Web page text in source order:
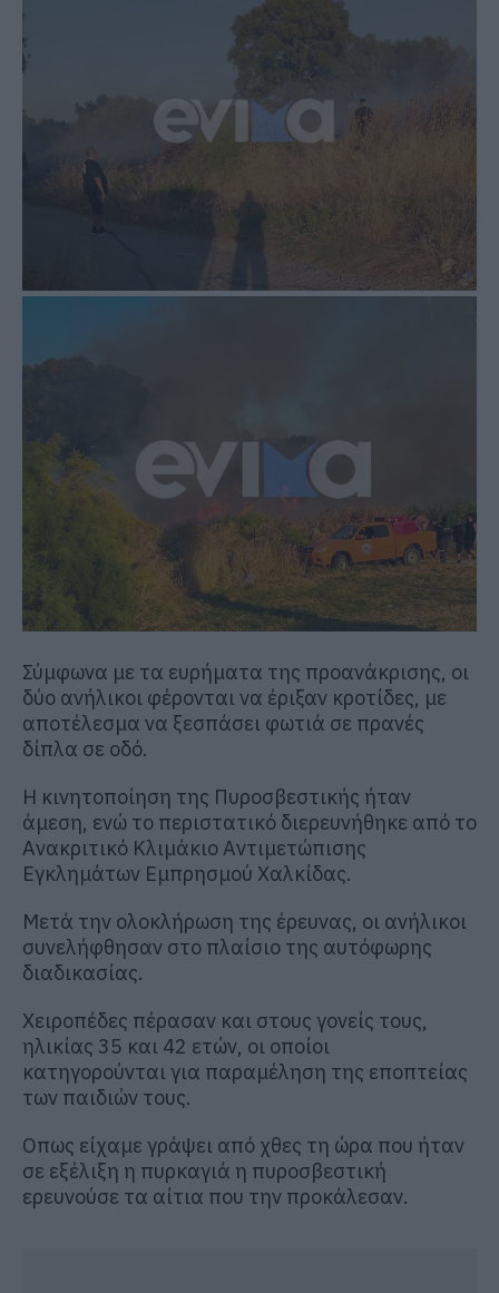
Σύμφωνα με τα ευρήματα της προανάκρισης, οι
δύο ανήλικοι φέρονται να έριξαν κροτίδες, με
αποτέλεσμα να ξεσπάσει φωτιά σε πρανές
δίπλα σε οδό.
Η κινητοποίηση της Πυροσβεστικής ήταν
άμεση, ενώ το περιστατικό διερευνήθηκε από το
Ανακριτικό Κλιμάκιο Αντιμετώπισης
Εγκλημάτων Εμπρησμού Χαλκίδας.
Μετά την ολοκλήρωση της έρευνας, οι ανήλικοι
συνελήφθησαν στο πλαίσιο της αυτόφωρης
διαδικασίας.
Χειροπέδες πέρασαν και στους γονείς τους,
ηλικίας 35 και 42 ετών, οι οποίοι
κατηγορούνται για παραμέληση της εποπτείας
των παιδιών τους.
Οπως είχαμε γράψει από χθες τη ώρα που ήταν
σε εξέλιξη η πυρκαγιά η πυροσβεστική
ερευνούσε τα αίτια που την προκάλεσαν.